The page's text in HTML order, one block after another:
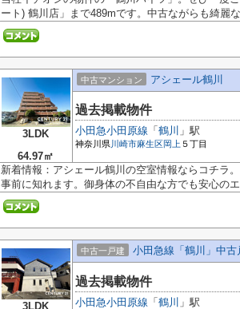
ート) 鶴川店」まで489mです。中古ながらも綺麗
3LDK
64.97㎡
中古マンション アシェール鶴川
過去掲載物件
小田急小田原線 「 鶴川 」駅
神奈川県川崎市麻生区 岡上 ５丁目
新着情報：アシェール鶴川の空室情報ならコチラ
事前に知れます。御身体の不自由な方でも安心の
3LDK
中古一戸建 小田急線「鶴川」中古
過去掲載物件
小田急小田原線 「 鶴川 」駅